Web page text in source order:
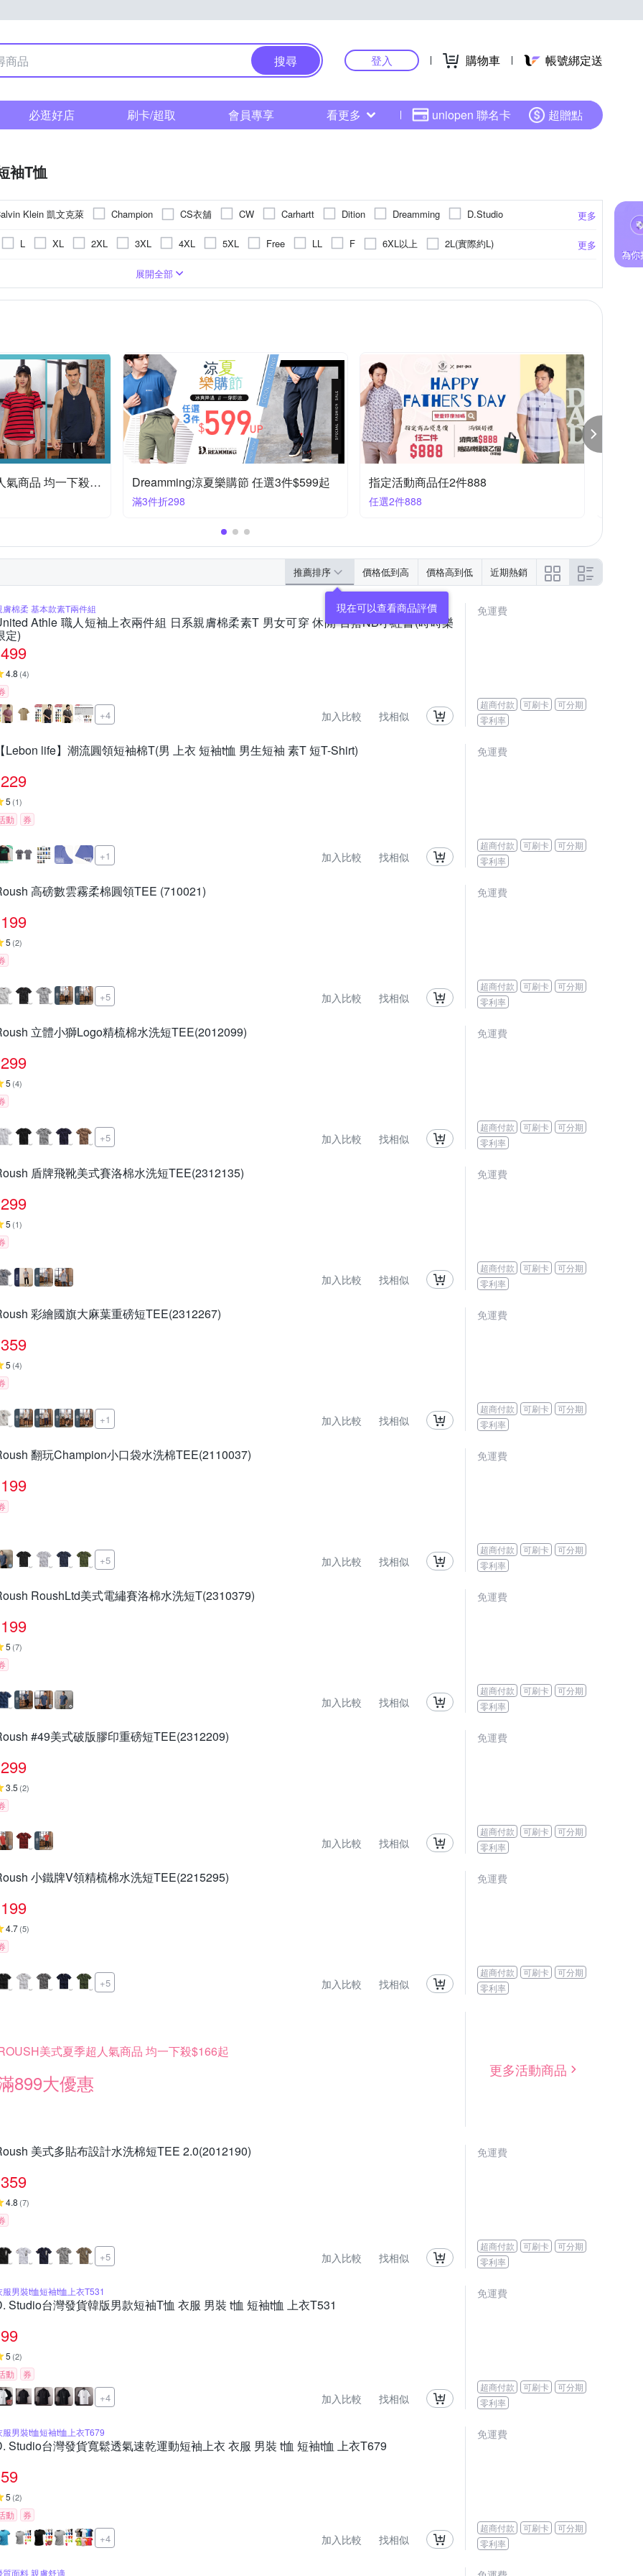
搜尋 登入 購物車 帳號綁定送
必逛好店 刷卡/超取 會員專享 看更多 uniopen 聯名卡 超贈點
袖T恤
更多
Klein 凱文克萊 Champion CS衣舖 CW Carhartt Dition Dreamming
D.Studio
Heart:W 新職人
Heha Minidesign ModaCore 摩達客 moz 瑞典 Mini 嚴選
NoMorre
品牌
更多
L XL 2XL 3XL 4XL 5XL Free LL F 6XL以上
2L(實際約L)
格紋
背心(無袖T恤)
一般版型
展開全部
2件折188 oillio法國男裝歡慶88節限時65折，送好禮
滿1件享65折
Dreamming 春夏好感穿搭！2件$799
任選2件799
推薦排序 價格低到高 價格高到低 近期熱銷
膚棉柔 基本款素T兩件組
Athle 職人短袖上衣兩件組 日系親膚棉柔素T 男女可穿 休閒 百搭NB小紅書(時時樂
定)
499
4.8 (4)
+4 加入比較 找相似
免運費
超商付款 可刷卡
可分期
零利率
Lebon life】潮流圓領短袖棉T(男 上衣 短袖t恤 男生短袖 素T 短T-Shirt)
229
5 (1)
動 券
+1 加入比較 找相似
免運費
超商付款 可刷卡
可分期
零利率
高磅數雲霧柔棉圓領TEE (710021)
199
5 (2)
+5 加入比較 找相似
免運費
超商付款 可刷卡
可分期
零利率
立體小獅Logo精梳棉水洗短TEE(2012099)
299
5 (4)
+5 加入比較 找相似
免運費
超商付款 可刷卡
可分期
零利率
盾牌飛靴美式賽洛棉水洗短TEE(2312135)
299
5 (1)
加入比較 找相似
免運費
超商付款 可刷卡
可分期
零利率
彩繪國旗大麻葉重磅短TEE(2312267)
359
5 (4)
+1 加入比較 找相似
免運費
超商付款 可刷卡
可分期
零利率
翻玩Champion小口袋水洗棉TEE(2110037)
199
+5 加入比較 找相似
免運費
超商付款 可刷卡
可分期
零利率
RoushLtd美式電繡賽洛棉水洗短T(2310379)
199
5 (7)
加入比較 找相似
免運費
超商付款 可刷卡
可分期
零利率
#49美式破版膠印重磅短TEE(2312209)
299
3.5 (2)
加入比較 找相似
免運費
超商付款 可刷卡
可分期
零利率
小鐵牌V領精梳棉水洗短TEE(2215295)
199
4.7(5)
+5 加入比較 找相似
免運費
超商付款 可刷卡
可分期
零利率
美式夏季超人氣商品 均一下殺$166起
899大優惠
更多活動商品
美式多貼布設計水洗棉短TEE 2.0(2012190)
359
4.8 (7)
+5 加入比較 找相似
免運費
超商付款 可刷卡
可分期
零利率
服男裝t恤短袖t恤上衣T531
Studio台灣發貨韓版男款短袖T恤 衣服 男裝 t恤 短袖t恤 上衣T531
99
5 (2)
動 券
+4 加入比較 找相似
免運費
超商付款 可刷卡
可分期
零利率
服男裝t恤短袖t恤上衣T679
Studio台灣發貨寬鬆透氣速乾運動短袖上衣 衣服 男裝 t恤 短袖t恤 上衣T679
59
5 (2)
動 券
+4 加入比較 找相似
免運費
超商付款 可刷卡
可分期
零利率
質面料 親膚舒適